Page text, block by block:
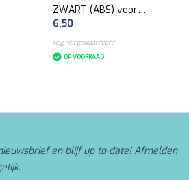
ZWART (ABS) voor
nummerplaat 210 x
140mm
6,50
Nog niet gewaardeerd
OP VOORRAAD
en blijf up to date! Afmelden